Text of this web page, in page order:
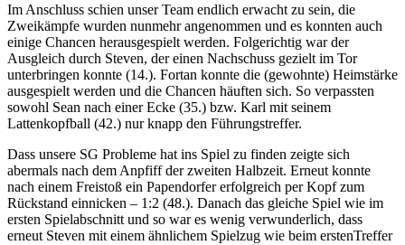
Im Anschluss schien unser Team endlich erwacht zu sein, die
Zweikämpfe wurden nunmehr angenommen und es konnten auch
einige Chancen herausgespielt werden. Folgerichtig war der
Ausgleich durch Steven, der einen Nachschuss gezielt im Tor
unterbringen konnte (14.). Fortan konnte die (gewohnte) Heimstärke
ausgespielt werden und die Chancen häuften sich. So verpassten
sowohl Sean nach einer Ecke (35.) bzw. Karl mit seinem
Lattenkopfball (42.) nur knapp den Führungstreffer.
Dass unsere SG Probleme hat ins Spiel zu finden zeigte sich
abermals nach dem Anpfiff der zweiten Halbzeit. Erneut konnte
nach einem Freistoß ein Papendorfer erfolgreich per Kopf zum
Rückstand einnicken – 1:2 (48.). Danach das gleiche Spiel wie im
ersten Spielabschnitt und so war es wenig verwunderlich, dass
erneut Steven mit einem ähnlichem Spielzug wie beim erstenTreffer